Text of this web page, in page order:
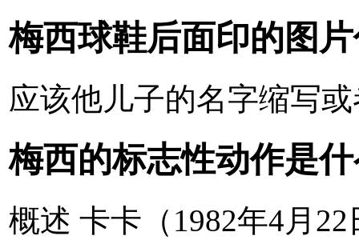
梅西球鞋后面印的图
应该他儿子的名字缩写
梅西的标志性动作是
概述 卡卡（1982年4月